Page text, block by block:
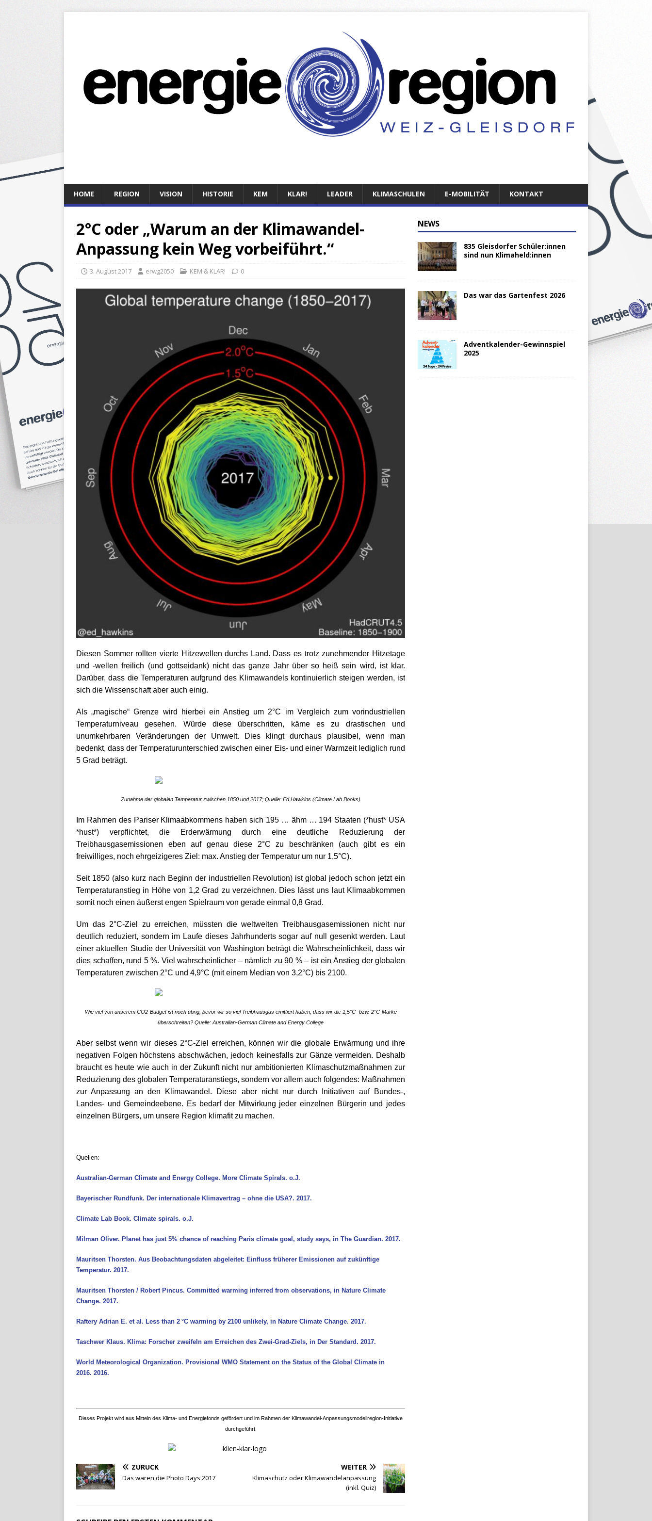
HOME REGION VISION HISTORIE KEM KLAR! LEADER KLIMASCHULEN E-MOBILITÄT KONTAKT
2°C oder „Warum an der Klimawandel-
Anpassung kein Weg vorbeiführt.“
3. August 2017 erwg2050 KEM & KLAR! 0
Diesen Sommer rollten vierte Hitzewellen durchs Land. Dass es trotz zunehmender Hitzetage
und -wellen freilich (und gottseidank) nicht das ganze Jahr über so heiß sein wird, ist klar.
Darüber, dass die Temperaturen aufgrund des Klimawandels kontinuierlich steigen werden, ist
sich die Wissenschaft aber auch einig.
Als „magische“ Grenze wird hierbei ein Anstieg um 2°C im Vergleich zum vorindustriellen
Temperaturniveau gesehen. Würde diese überschritten, käme es zu drastischen und
unumkehrbaren Veränderungen der Umwelt. Dies klingt durchaus plausibel, wenn man
bedenkt, dass der Temperaturunterschied zwischen einer Eis- und einer Warmzeit lediglich rund
5 Grad beträgt.
Zunahme der globalen Temperatur zwischen 1850 und 2017;Quelle: Ed Hawkins (Climate Lab Books)
Im Rahmen des Pariser Klimaabkommens haben sich 195 … ähm … 194 Staaten (*hust* USA
*hust*) verpflichtet, die Erderwärmung durch eine deutliche Reduzierung der
Treibhausgasemissionen eben auf genau diese 2°C zu beschränken (auch gibt es ein
freiwilliges, noch ehrgeizigeres Ziel: max. Anstieg der Temperatur um nur 1,5°C).
Seit 1850 (also kurz nach Beginn der industriellen Revolution) ist global jedoch schon jetzt ein
Temperaturanstieg in Höhe von 1,2 Grad zu verzeichnen. Dies lässt uns laut Klimaabkommen
somit noch einen äußerst engen Spielraum von gerade einmal 0,8 Grad.
Um das 2°C-Ziel zu erreichen, müssten die weltweiten Treibhausgasemissionen nicht nur
deutlich reduziert, sondern im Laufe dieses Jahrhunderts sogar auf null gesenkt werden. Laut
einer aktuellen Studie der Universität von Washington beträgt die Wahrscheinlichkeit, dass wir
dies schaffen, rund 5 %. Viel wahrscheinlicher – nämlich zu 90 % – ist ein Anstieg der globalen
Temperaturen zwischen 2°C und 4,9°C (mit einem Median von 3,2°C) bis 2100.
Wie viel von unserem CO2-Budget ist noch übrig, bevor wir so viel Treibhausgas emittiert haben, dass wir die 1,5°C- bzw. 2°C-Marke
überschreiten?Quelle: Australian-German Climate and Energy College
Aber selbst wenn wir dieses 2°C-Ziel erreichen, können wir die globale Erwärmung und ihre
negativen Folgen höchstens abschwächen, jedoch keinesfalls zur Gänze vermeiden. Deshalb
braucht es heute wie auch in der Zukunft nicht nur ambitionierten Klimaschutzmaßnahmen zur
Reduzierung des globalen Temperaturanstiegs, sondern vor allem auch folgendes: Maßnahmen
zur Anpassung an den Klimawandel. Diese aber nicht nur durch Initiativen auf Bundes-,
Landes- und Gemeindeebene. Es bedarf der Mitwirkung jeder einzelnen Bürgerin und jedes
einzelnen Bürgers, um unsere Region klimafit zu machen.
Quellen:
Australian-German Climate and Energy College. More Climate Spirals. o.J.
Bayerischer Rundfunk. Der internationale Klimavertrag – ohne die USA?. 2017.
Climate Lab Book. Climate spirals. o.J.
Milman Oliver. Planet has just 5% chance of reaching Paris climate goal, study says, in The Guardian. 2017.
Mauritsen Thorsten. Aus Beobachtungsdaten abgeleitet: Einfluss früherer Emissionen auf zukünftige
Temperatur. 2017.
Mauritsen Thorsten / Robert Pincus. Committed warming inferred from observations, in Nature Climate
Change. 2017.
Raftery Adrian E. et al. Less than 2 °C warming by 2100 unlikely, in Nature Climate Change. 2017.
Taschwer Klaus. Klima: Forscher zweifeln am Erreichen des Zwei-Grad-Ziels, in Der Standard. 2017.
World Meteorological Organization. Provisional WMO Statement on the Status of the Global Climate in
2016. 2016.
Dieses Projekt wird aus Mitteln des Klima- und Energiefonds gefördert und im Rahmen der Klimawandel-Anpassungsmodellregion-Initiative
durchgeführt.
ZURÜCK
Das waren die Photo Days 2017
WEITER
Klimaschutz oder Klimawandelanpassung
(inkl. Quiz)
NEWS
835 Gleisdorfer Schüler:innen
sind nun Klimaheld:innen
Das war das Gartenfest 2026
Adventkalender-Gewinnspiel
2025